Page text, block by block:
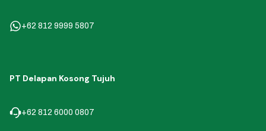
+62 812 9999 5807
PT Delapan Kosong Tujuh
+62 812 6000 0807